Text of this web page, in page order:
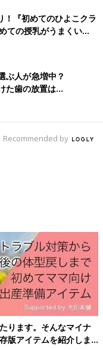
Mサイズ
かでも苦しくな
！『初めてのひよこクラ
ての授乳がうまくい
と夏のトラブル 解決テ
ぶ人が急増中？
た歯の放置は...
Recommended by
ります。そんなマイナ
版アイテムを紹介しま